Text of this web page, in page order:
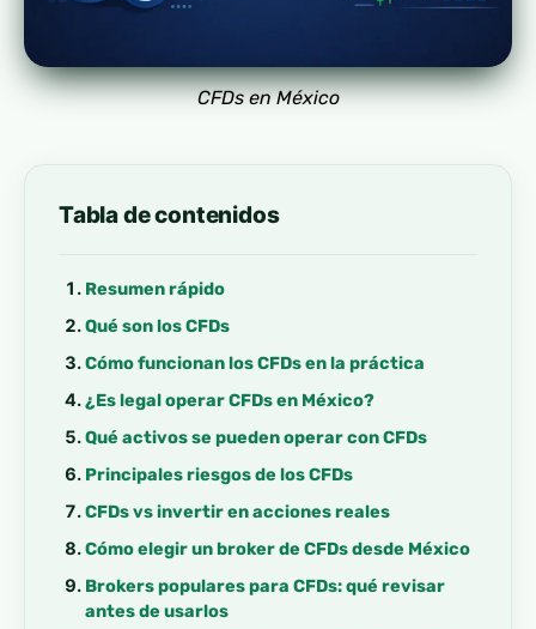
CFDs en México
Tabla de contenidos
Resumen rápido
Qué son los CFDs
Cómo funcionan los CFDs en la práctica
¿Es legal operar CFDs en México?
Qué activos se pueden operar con CFDs
Principales riesgos de los CFDs
CFDs vs invertir en acciones reales
Cómo elegir un broker de CFDs desde México
Brokers populares para CFDs: qué revisar
antes de usarlos